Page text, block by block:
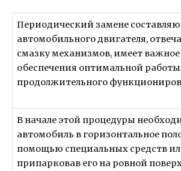
Периодический замене
автомобильного двигателя,
смазку механизмов, имеет важное
обеспечения оптимальной
продолжительного
В начале этой процедуры
автомобиль в горизонтальное
помощью специальных средств
припарковав его на ровной